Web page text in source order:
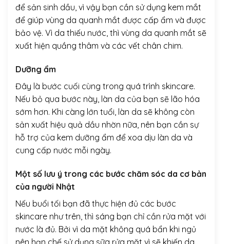
để sản sinh dầu, vì vậy bạn cần sử dụng kem mắt
để giúp vùng da quanh mắt được cấp ẩm và được
bảo vệ. Vì da thiếu nước, thì vùng da quanh mắt sẽ
xuất hiện quầng thâm và các vết chân chim.
Dưỡng ẩm
Đây là bước cuối cùng trong quá trình skincare.
Nếu bỏ qua bước này, làn da của bạn sẽ lão hóa
sớm hơn. Khi càng lớn tuổi, làn da sẽ không còn
sản xuất hiệu quả dầu nhờn nữa, nên bạn cần sự
hỗ trợ của kem dưỡng ẩm để xoa dịu làn da và
cung cấp nước mỗi ngày.
Một số lưu ý trong các bước chăm sóc da cơ bản
của người Nhật
Nếu buổi tối bạn đã thực hiện đủ các bước
skincare như trên, thì sáng bạn chỉ cần rửa mặt với
nước là đủ. Bởi vì da mặt không quá bẩn khi ngủ
nên hạn chế sử dụng sữa rửa mặt vì sẽ khiến da